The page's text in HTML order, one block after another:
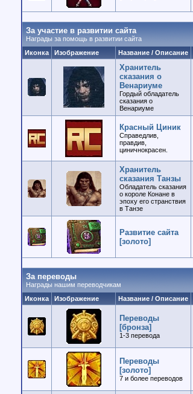
За участие в развитии сайта
Награды за помощь в развитии сайта
Иконка
Изображение Название / Описание
Хранитель
сказания о
Венариуме
Гордый обладатель
сказания о
Венариуме
Красный Циник
Справедлив,
правдив,
циничнокрасен.
Хранитель
сказания Танзы
Обладатель сказания
о короле Конане в
эпоху его странствия
в Танзе
Развитие сайта
[золото]
За переводы
Награды нашим переводчикам
Иконка
Изображение Название / Описание
Переводы
[бронза]
1-3 перевода
Переводы
[золото]
7 и более переводов